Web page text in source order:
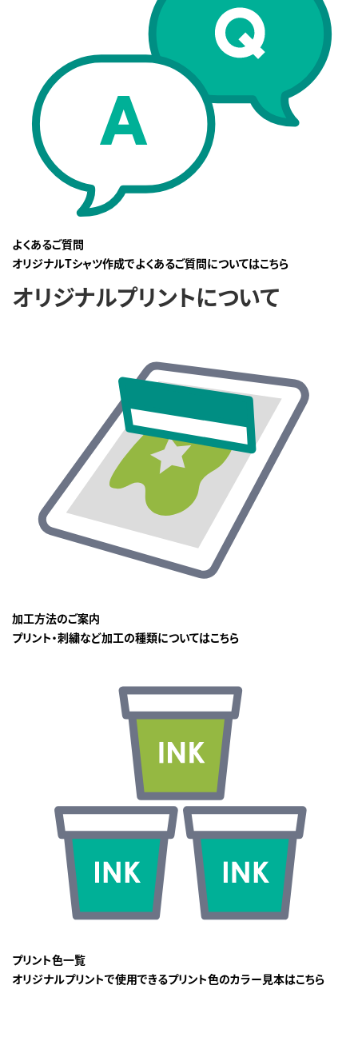
よくあるご質問
オリジナルTシャツ作成でよくあるご質問についてはこちら
オリジナルプリントについて
加工方法のご案内
プリント・刺繍など加工の種類についてはこちら
プリント色一覧
オリジナルプリントで使用できるプリント色のカラー見本はこちら